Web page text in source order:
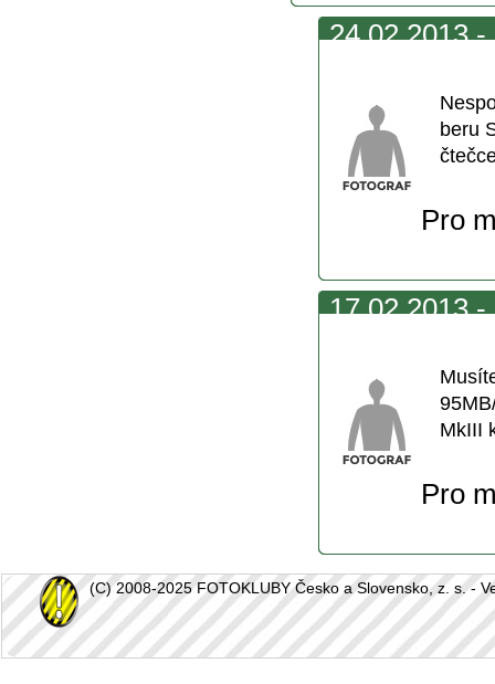
24.02.2013
beru
Pro
17.02.2013
MkIII
Pro
(C) 2008-2025 FOTOKLUBY Česko a Slovensko, z. s. -